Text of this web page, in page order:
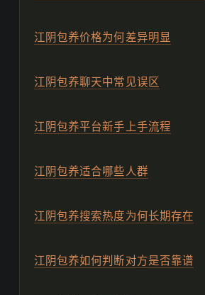
江阴包养价格为何差异明显
江阴包养聊天中常见误区
江阴包养平台新手上手流程
江阴包养适合哪些人群
江阴包养搜索热度为何长期存在
江阴包养如何判断对方是否靠谱